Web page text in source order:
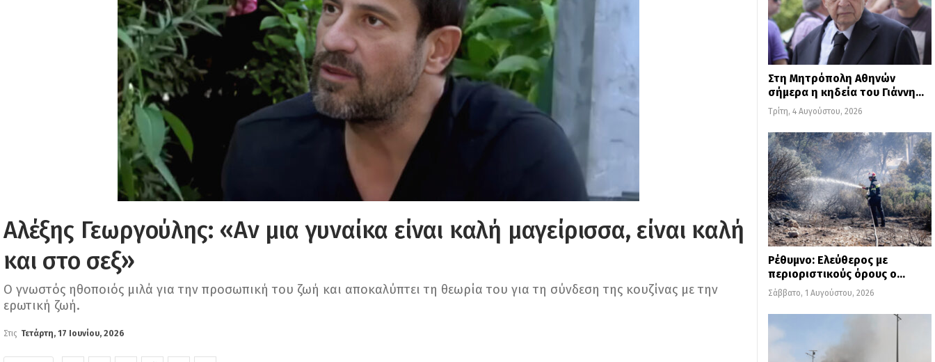
Αλέξης Γεωργούλης: «Αν μια γυναίκα είναι καλή μαγείρισσα, είναι καλή
και στο σεξ»
Ο γνωστός ηθοποιός μιλά για την προσωπική του ζωή και αποκαλύπτει τη θεωρία του για τη σύνδεση της κουζίνας με την
ερωτική ζωή.
Στις Τετάρτη, 17 Ιουνίου, 2026
Στη Μητρόπολη Αθηνών
σήμερα η κηδεία του Γιάννη…
Τρίτη, 4 Αυγούστου, 2026
Ρέθυμνο: Ελεύθερος με
περιοριστικούς όρους ο…
Σάββατο, 1 Αυγούστου, 2026